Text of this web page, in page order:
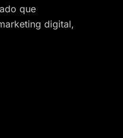
que
digital,